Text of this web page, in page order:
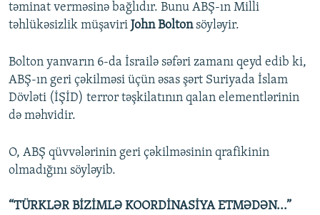
təminat verməsinə bağlıdır. Bunu ABŞ-ın Milli
təhlükəsizlik müşaviri John Boltonsöyləyir.
Bolton yanvarın 6-da İsrailə səfəri zamanı qeyd edib ki,
ABŞ-ın geri çəkilməsi üçün əsas şərt Suriyada İslam
Dövləti (İŞİD) terror təşkilatının qalan elementlərinin
də məhvidir.
O, ABŞ qüvvələrinin geri çəkilməsinin qrafikinin
olmadığını söyləyib.
“TÜRKLƏR BİZİMLƏ KOORDİNASİYA ETMƏDƏN...”